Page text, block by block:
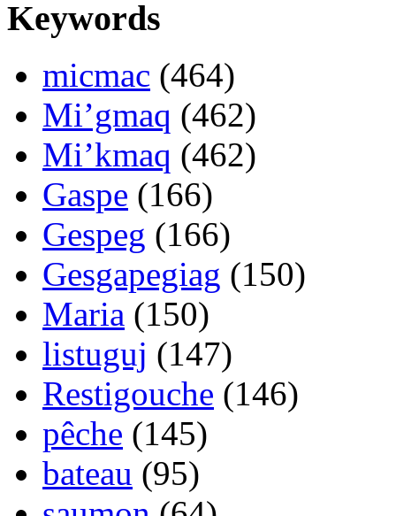
Keywords
micmac (464)
Mi’gmaq (462)
Mi’kmaq (462)
Gaspe (166)
Gespeg (166)
Gesgapegiag (150)
Maria (150)
listuguj (147)
Restigouche (146)
pêche (145)
bateau (95)